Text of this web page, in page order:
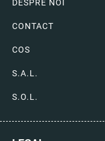
DESPRE NOI
CONTACT
COS
S.A.L.
S.O.L.